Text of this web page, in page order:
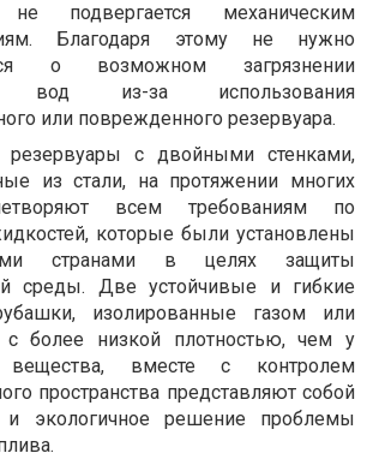
не подвергается механическим
Благодаря этому не нужно
о возможном загрязнении
вод из-за использования
или поврежденного резервуара.
с двойными стенками,
из стали, на протяжении многих
всем требованиям по
которые были установлены
странами в целях защиты
среды. Две устойчивые и гибкие
изолированные газом или
более низкой плотностью, чем у
вещества, вместе с контролем
пространства представляют собой
и экологичное решение проблемы